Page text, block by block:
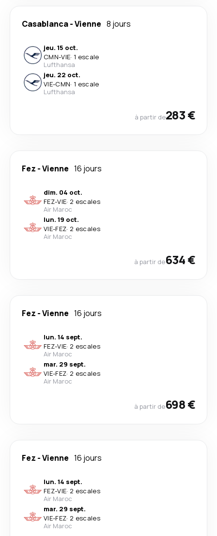
Casablanca-Vienne 8 jours
jeu. 15 oct.
CMN-VIE· 1 escale
Lufthansa
jeu. 22 oct.
VIE-CMN· 1 escale
Lufthansa
à partir de283 €
Fez -Vienne 16 jours
dim. 04 oct.
FEZ-VIE· 2 escales
Air Maroc
lun. 19 oct.
VIE-FEZ· 2 escales
Air Maroc
à partir de634 €
Fez -Vienne 16 jours
lun. 14 sept.
FEZ-VIE· 2 escales
Air Maroc
mar. 29 sept.
VIE-FEZ· 2 escales
Air Maroc
à partir de698 €
Fez -Vienne 16 jours
lun. 14 sept.
FEZ-VIE· 2 escales
Air Maroc
mar. 29 sept.
VIE-FEZ· 2 escales
Air Maroc